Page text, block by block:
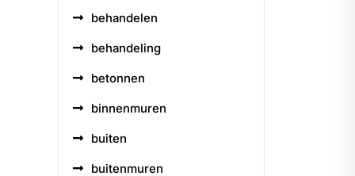
behandelen
behandeling
betonnen
binnenmuren
buiten
buitenmuren